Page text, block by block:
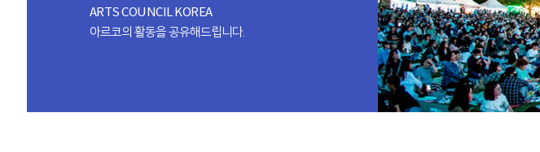
ARTS COUNCIL KOREA
아르코의 활동을 공유해드립니다.